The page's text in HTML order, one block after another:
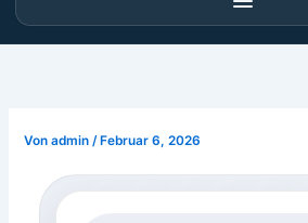
Vonadmin /Februar 6, 2026